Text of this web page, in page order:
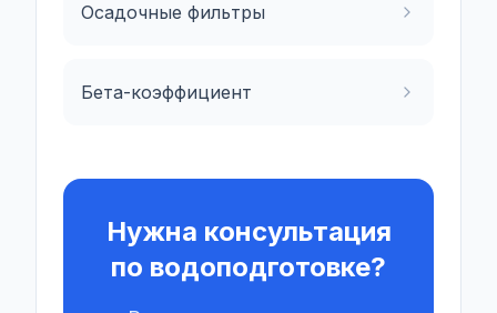
Осадочные фильтры
Бета-коэффициент
Нужна консультация
по водоподготовке?